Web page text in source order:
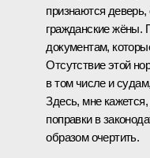
признаются
гражданские жёны.
документам,
Отсутствие этой
в том числе и
Здесь, мне
поправки в
образом очертить.